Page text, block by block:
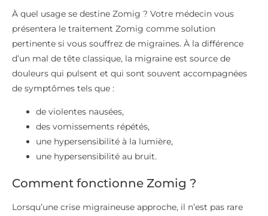
À quel usage se destine Zomig ? Votre médecin vous
présentera le traitement Zomig comme solution
pertinente si vous souffrez de migraines. À la différence
d’un mal de tête classique, la migraine est source de
douleurs qui pulsent et qui sont souvent accompagnées
de symptômes tels que :
de violentes nausées,
des vomissements répétés,
une hypersensibilité à la lumière,
une hypersensibilité au bruit.
Comment fonctionne Zomig ?
Lorsqu’une crise migraineuse approche, il n’est pas rare